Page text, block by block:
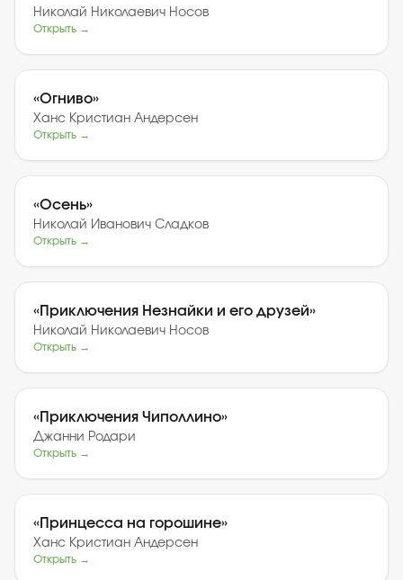
Николай Николаевич Носов
Открыть →
«Огниво»
Ханс Кристиан Андерсен
Открыть →
«Осень»
Николай Иванович Сладков
Открыть →
«Приключения Незнайки и его друзей»
Николай Николаевич Носов
Открыть →
«Приключения Чиполлино»
Джанни Родари
Открыть →
«Принцесса на горошине»
Ханс Кристиан Андерсен
Открыть →